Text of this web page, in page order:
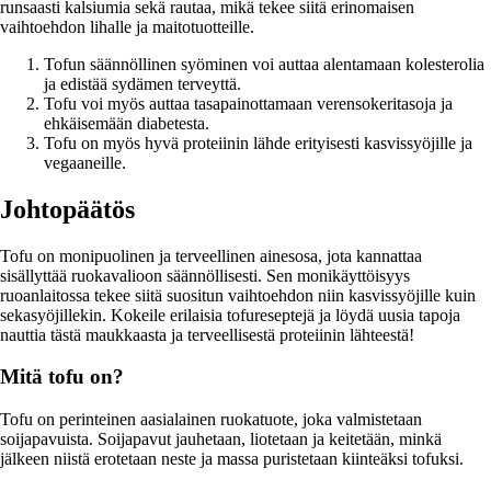
runsaasti kalsiumia sekä rautaa, mikä tekee siitä erinomaisen
vaihtoehdon lihalle ja maitotuotteille.
Tofun säännöllinen syöminen voi auttaa alentamaan kolesterolia
ja edistää sydämen terveyttä.
Tofu voi myös auttaa tasapainottamaan verensokeritasoja ja
ehkäisemään diabetesta.
Tofu on myös hyvä proteiinin lähde erityisesti kasvissyöjille ja
vegaaneille.
Johtopäätös
Tofu on monipuolinen ja terveellinen ainesosa, jota kannattaa
sisällyttää ruokavalioon säännöllisesti. Sen monikäyttöisyys
ruoanlaitossa tekee siitä suositun vaihtoehdon niin kasvissyöjille kuin
sekasyöjillekin. Kokeile erilaisia tofureseptejä ja löydä uusia tapoja
nauttia tästä maukkaasta ja terveellisestä proteiinin lähteestä!
Mitä tofu on?
Tofu on perinteinen aasialainen ruokatuote, joka valmistetaan
soijapavuista. Soijapavut jauhetaan, liotetaan ja keitetään, minkä
jälkeen niistä erotetaan neste ja massa puristetaan kiinteäksi tofuksi.